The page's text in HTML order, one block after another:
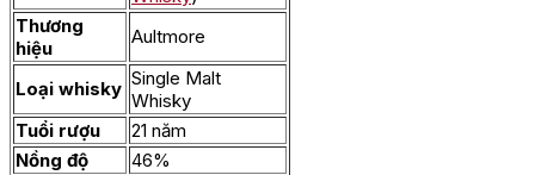
Thương
hiệu
Aultmore
Loại whisky Single Malt
Whisky
Tuổi rượu
21 năm
Nồng độ
46%